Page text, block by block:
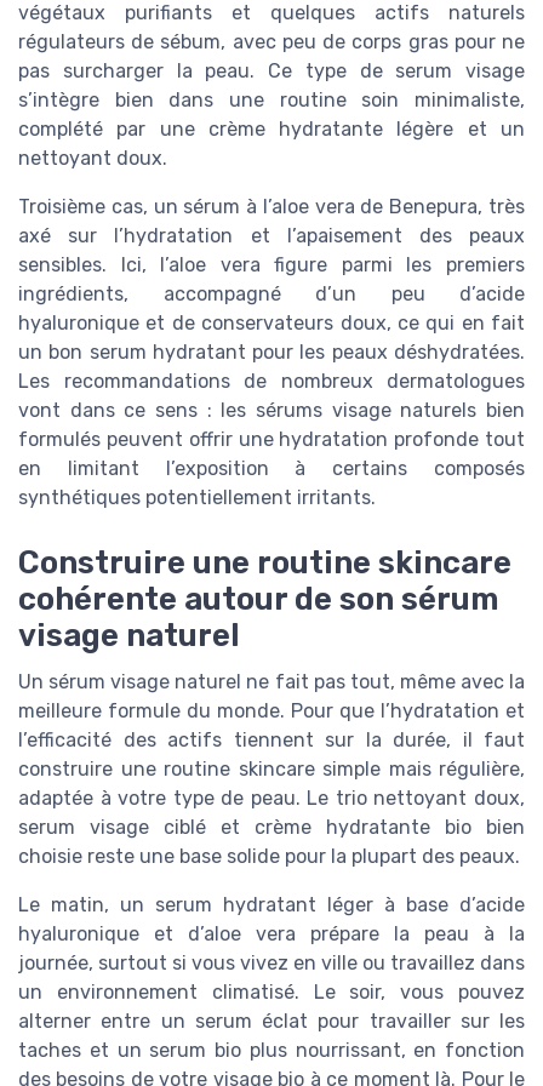
végétaux purifiants et quelques actifs naturels
régulateurs de sébum, avec peu de corps gras pour ne
pas surcharger la peau. Ce type de serum visage
s’intègre bien dans une routine soin minimaliste,
complété par une crème hydratante légère et un
nettoyant doux.
Troisième cas, un sérum à l’aloe vera de Benepura, très
axé sur l’hydratation et l’apaisement des peaux
sensibles. Ici, l’aloe vera figure parmi les premiers
ingrédients, accompagné d’un peu d’acide
hyaluronique et de conservateurs doux, ce qui en fait
un bon serum hydratant pour les peaux déshydratées.
Les recommandations de nombreux dermatologues
vont dans ce sens : les sérums visage naturels bien
formulés peuvent offrir une hydratation profonde tout
en limitant l’exposition à certains composés
synthétiques potentiellement irritants.
Construire une routine skincare
cohérente autour de son sérum
visage naturel
Un sérum visage naturel ne fait pas tout, même avec la
meilleure formule du monde. Pour que l’hydratation et
l’efficacité des actifs tiennent sur la durée, il faut
construire une routine skincare simple mais régulière,
adaptée à votre type de peau. Le trio nettoyant doux,
serum visage ciblé et crème hydratante bio bien
choisie reste une base solide pour la plupart des peaux.
Le matin, un serum hydratant léger à base d’acide
hyaluronique et d’aloe vera prépare la peau à la
journée, surtout si vous vivez en ville ou travaillez dans
un environnement climatisé. Le soir, vous pouvez
alterner entre un serum éclat pour travailler sur les
taches et un serum bio plus nourrissant, en fonction
des besoins de votre visage bio à ce moment là. Pour le